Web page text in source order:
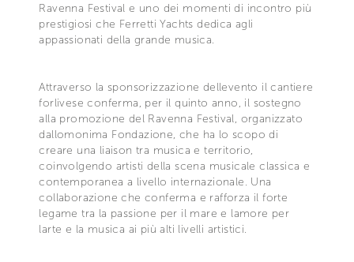
Ravenna Festival e uno dei momenti di incontro più
prestigiosi che Ferretti Yachts dedica agli
appassionati della grande musica.
Attraverso la sponsorizzazione dellevento il cantiere
forlivese conferma, per il quinto anno, il sostegno
alla promozione del Ravenna Festival, organizzato
dallomonima Fondazione, che ha lo scopo di
creare una liaison tra musica e territorio,
coinvolgendo artisti della scena musicale classica e
contemporanea a livello internazionale. Una
collaborazione che conferma e rafforza il forte
legame tra la passione per il mare e lamore per
larte e la musica ai più alti livelli artistici.